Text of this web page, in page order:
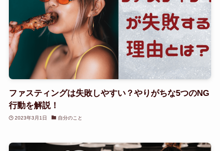
ファスティングは失敗しやすい？やりがちな5つのNG
行動を解説！
2023年3月1日 自分のこと